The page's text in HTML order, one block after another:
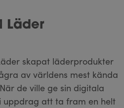
Läder
skapat läderprodukter
av världens mest kända
de ville ge sin digitala
uppdrag att ta fram en helt